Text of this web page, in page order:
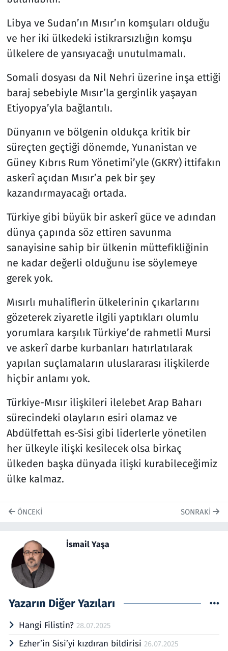
Libya ve Sudan’ın Mısır’ın komşuları olduğu
ve her iki ülkedeki istikrarsızlığın komşu
ülkelere de yansıyacağı unutulmamalı.
Somali dosyası da Nil Nehri üzerine inşa ettiği
baraj sebebiyle Mısır’la gerginlik yaşayan
Etiyopya’yla bağlantılı.
Dünyanın ve bölgenin oldukça kritik bir
süreçten geçtiği dönemde, Yunanistan ve
Güney Kıbrıs Rum Yönetimi’yle (GKRY) ittifakın
askerî açıdan Mısır’a pek bir şey
kazandırmayacağı ortada.
Türkiye gibi büyük bir askerî güce ve adından
dünya çapında söz ettiren savunma
sanayisine sahip bir ülkenin müttefikliğinin
ne kadar değerli olduğunu ise söylemeye
gerek yok.
Mısırlı muhaliflerin ülkelerinin çıkarlarını
gözeterek ziyaretle ilgili yaptıkları olumlu
yorumlara karşılık Türkiye’de rahmetli Mursi
ve askerî darbe kurbanları hatırlatılarak
yapılan suçlamaların uluslararası ilişkilerde
hiçbir anlamı yok.
Türkiye-Mısır ilişkileri ilelebet Arap Baharı
sürecindeki olayların esiri olamaz ve
Abdülfettah es-Sisi gibi liderlerle yönetilen
her ülkeyle ilişki kesilecek olsa birkaç
ülkeden başka dünyada ilişki kurabileceğimiz
ülke kalmaz.
ÖNCEKI SONRAKI
İsmail Yaşa
Yazarın Diğer Yazıları
Hangi Filistin? 28.07.2025
Ezher’in Sisi’yi kızdıran bildirisi 26.07.2025